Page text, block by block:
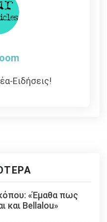
Ειδήσεις!
«Έμαθα πως
και Bellalou»